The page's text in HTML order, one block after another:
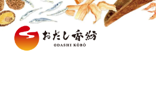
メニュー
80種類のおだし